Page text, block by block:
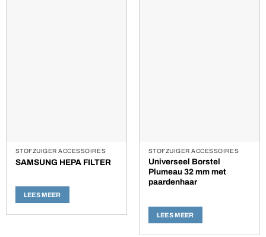
STOFZUIGER ACCESSOIRES
SAMSUNG HEPA FILTER
LEES MEER
STOFZUIGER ACCESSOIRES
Universeel Borstel
Plumeau 32 mm met
paardenhaar
LEES MEER